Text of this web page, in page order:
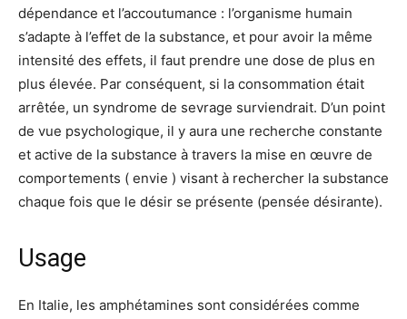
dépendance et l’accoutumance : l’organisme humain
s’adapte à l’effet de la substance, et pour avoir la même
intensité des effets, il faut prendre une dose de plus en
plus élevée. Par conséquent, si la consommation était
arrêtée, un syndrome de sevrage surviendrait. D’un point
de vue psychologique, il y aura une recherche constante
et active de la substance à travers la mise en œuvre de
comportements ( envie ) visant à rechercher la substance
chaque fois que le désir se présente (pensée désirante).
Usage
En Italie, les amphétamines sont considérées comme